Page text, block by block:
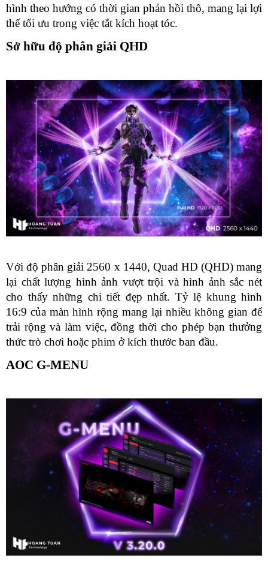
hình theo hướng có thời gian phản hồi thô, mang lại lợi
thế tối ưu trong việc tắt kích hoạt tóc.
Sở hữu độ phân giải QHD
Với độ phân giải 2560 x 1440, Quad HD (QHD) mang
lại chất lượng hình ảnh vượt trội và hình ảnh sắc nét
cho thấy những chi tiết đẹp nhất. Tỷ lệ khung hình
16:9 của màn hình rộng mang lại nhiều không gian để
trải rộng và làm việc, đồng thời cho phép bạn thưởng
thức trò chơi hoặc phim ở kích thước ban đầu.
AOC G-MENU